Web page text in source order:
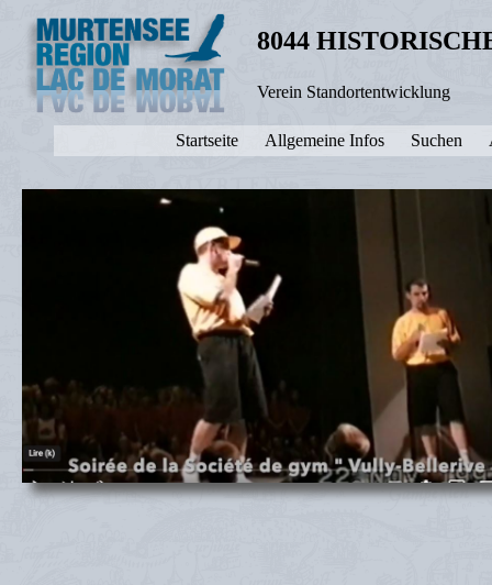
8044
Verein Standortentwicklung
Startseite Allgemeine Infos Suchen